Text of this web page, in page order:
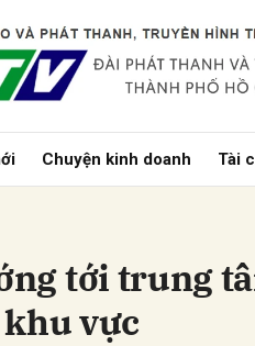
Chuyện kinh doanh Tài
tới trung
khu vực